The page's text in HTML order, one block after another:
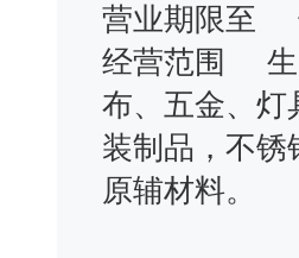
营业期限至
经营范围 生
布、五金、灯
装制品，不锈
原辅材料。